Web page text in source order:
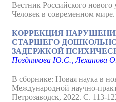
Вестник Российского нового
Человек в современном
КОРРЕКЦИЯ
СТАРШЕГО
ЗАДЕРЖКОЙ
Позднякова Ю.С., Леханова
В сборнике: Новая наука в
Международной научно-
Петрозаводск, 2022. С. 113-